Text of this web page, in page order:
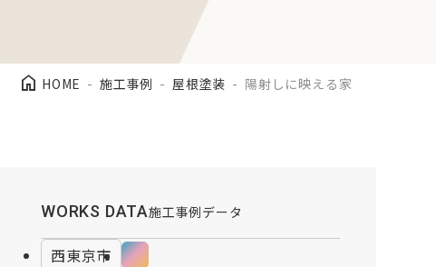
home HOME 施工事例 屋根塗装 陽射しに映える家
WORKS DATA施工事例データ
西東京市